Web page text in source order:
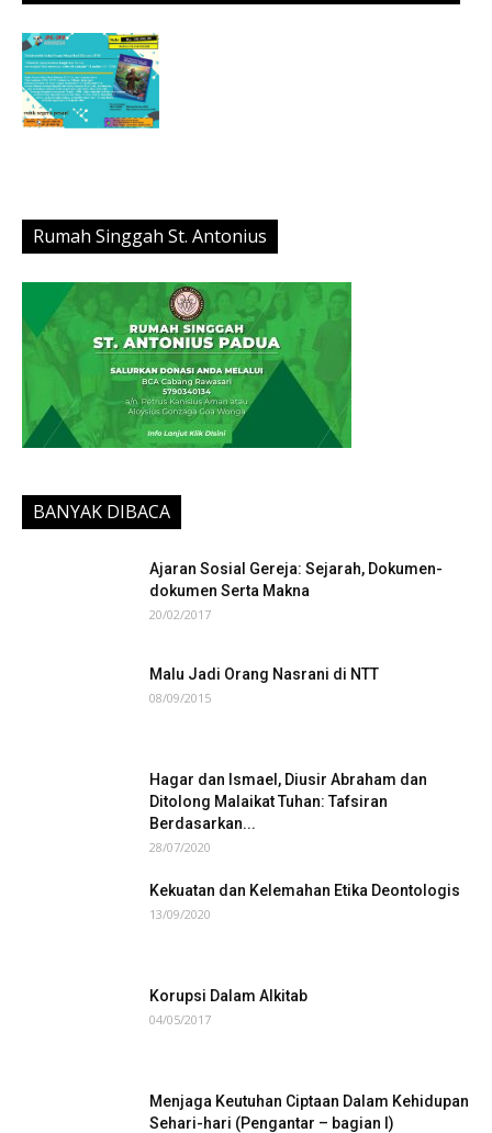
Rumah Singgah St. Antonius
BANYAK DIBACA
Ajaran Sosial Gereja: Sejarah, Dokumen-
dokumen Serta Makna
20/02/2017
Malu Jadi Orang Nasrani di NTT
08/09/2015
Hagar dan Ismael, Diusir Abraham dan
Ditolong Malaikat Tuhan: Tafsiran
Berdasarkan...
28/07/2020
Kekuatan dan Kelemahan Etika Deontologis
13/09/2020
Korupsi Dalam Alkitab
04/05/2017
Menjaga Keutuhan Ciptaan Dalam Kehidupan
Sehari-hari (Pengantar – bagian I)